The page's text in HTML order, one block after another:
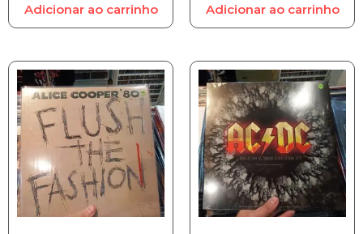
Adicionar ao carrinho Adicionar ao carrinho